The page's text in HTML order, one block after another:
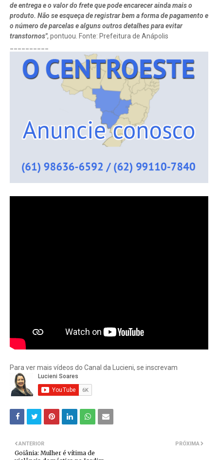
de entrega e o valor do frete que pode encarecer ainda mais o
produto. Não se esqueça de registrar bem a forma de pagamento e
o número de parcelas e alguns outros detalhes para evitar
transtornos", pontuou. Fonte: Prefeitura de Anápolis
Para ver mais vídeos do Canal da Lucieni, se inscrevam
PRÓXIMA
ANTERIOR
Goiânia: Mulher é vítima de